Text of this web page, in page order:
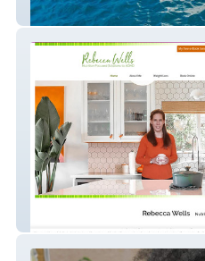
Sobe Lifestyle Group
The Nutritionist 4u